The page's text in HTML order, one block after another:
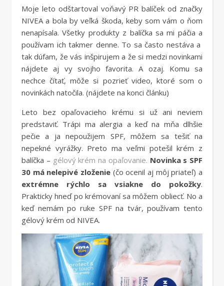
Moje leto odštartoval voňavý PR balíček od značky
NIVEA a bola by veľká škoda, keby som vám o ňom
nenapísala. Všetky produkty z balíčka sa mi páčia a
používam ich takmer denne. To sa často nestáva a
tak dúfam, že vás inšpirujem a že si medzi novinkami
nájdete aj vy svojho favorita. A ozaj. Komu sa
nechce čítať, môže si pozrieť video, ktoré som o
novinkách natočila. (nájdete na konci článku)
Leto bez opaľovacieho krému si už ani neviem
predstaviť. Trápi ma alergia a keď na mňa dlhšie
pečie a ja nepoužijem SPF, môžem sa tešiť na
nepekné vyrážky. Preto ma veľmi potešil krém z
balíčka – gélový krém na opaľovanie. Novinka s SPF
30 má nelepivé zloženie (čo ocenil aj môj priateľ) a
extrémne rýchlo sa vsiakne do pokožky.
Prakticky hneď po krémovaní sa môžem obliecť. No a
keď nemám po ruke SPF na tvár, používam tento
gélový krém od NIVEA.